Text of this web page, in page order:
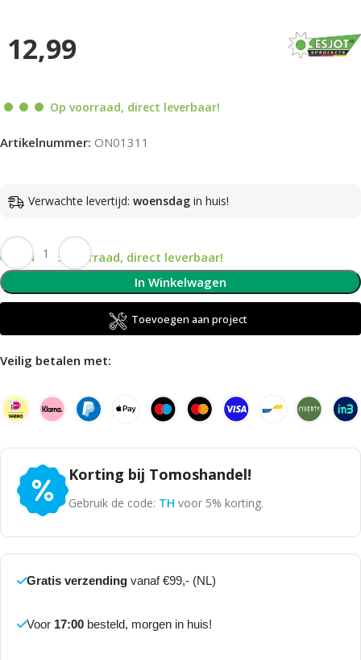
12,99
Op voorraad, direct leverbaar!
Artikelnummer: ON01311
Verwachte levertijd: woensdag in huis!
Op voorraad, direct leverbaar!
In Winkelwagen
Toevoegen aan project
Veilig betalen met:
Korting bij Tomoshandel!
Gebruik de code: TH voor 5% korting.
Gratis verzending vanaf €99,- (NL)
Voor 17:00 besteld, morgen in huis!